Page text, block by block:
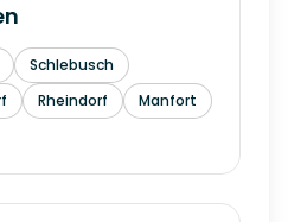
Schlebusch
Rheindorf
Manfort